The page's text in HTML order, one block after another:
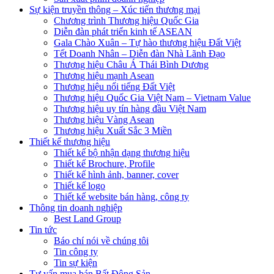
Sự kiện truyền thông – Xúc tiến thương mại
Chương trình Thương hiệu Quốc Gia
Diễn đàn phát triển kinh tế ASEAN
Gala Chào Xuân – Tự hào thương hiệu Đất Việt
Tết Doanh Nhân – Diễn đàn Nhà Lãnh Đạo
Thương hiệu Châu Á Thái Bình Dương
Thương hiệu mạnh Asean
Thương hiệu nổi tiếng Đất Việt
Thương hiệu Quốc Gia Việt Nam – Vietnam Value
Thương hiệu uy tín hàng đầu Việt Nam
Thương hiệu Vàng Asean
Thương hiệu Xuất Sắc 3 Miền
Thiết kế thương hiệu
Thiết kế bộ nhận dạng thương hiệu
Thiết kế Brochure, Profile
Thiết kế hình ảnh, banner, cover
Thiết kế logo
Thiết kế website bán hàng, công ty
Thông tin doanh nghiệp
Best Land Group
Tin tức
Báo chí nói về chúng tôi
Tin công ty
Tin sự kiện